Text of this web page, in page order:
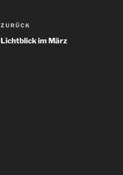
Beitragsnavigation
Vorheriger
Beitrag
ZURÜCK
Lichtblick im März